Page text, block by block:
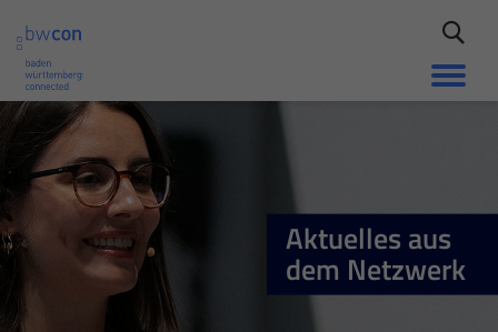
Aktuelles aus
dem Netzwerk